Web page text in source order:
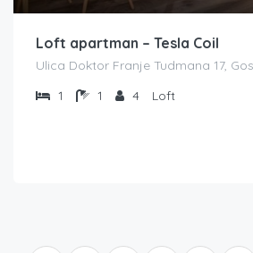
Loft apartman – Tesla Coil
Ulica Doktor Franje Tudmana 17,
1
1 4 Loft